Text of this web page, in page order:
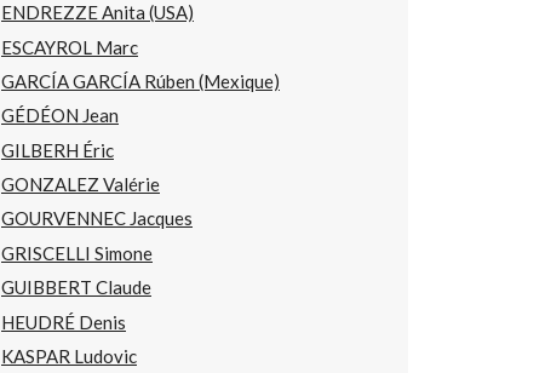
ENDREZZE Anita (USA)
ESCAYROL Marc
GARCÍA GARCÍA Rúben (Mexique)
GÉDÉON Jean
GILBERH Éric
GONZALEZ Valérie
GOURVENNEC Jacques
GRISCELLI Simone
GUIBBERT Claude
HEUDRÉ Denis
KASPAR Ludovic